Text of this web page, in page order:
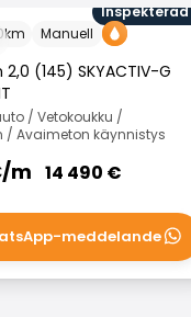
Inspekterad
km Manuell
(145) SKYACTIV-G
/ Vetokoukku /
/ Avaimeton käynnistys
m 14 490 €
WhatsApp
meddelande